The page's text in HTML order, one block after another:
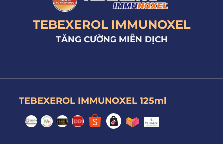
TEBEXEROL IMMUNOXEL
TĂNG CƯỜNG MIỄN DỊCH
TEBEXEROL IMMUNOXEL 125ml